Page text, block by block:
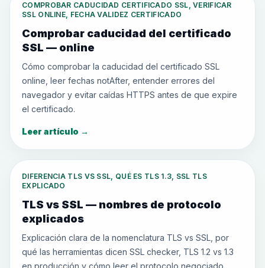
COMPROBAR CADUCIDAD CERTIFICADO SSL, VERIFICAR
SSL ONLINE, FECHA VALIDEZ CERTIFICADO
Comprobar caducidad del certificado
SSL — online
Cómo comprobar la caducidad del certificado SSL
online, leer fechas notAfter, entender errores del
navegador y evitar caídas HTTPS antes de que expire
el certificado.
Leer artículo →
DIFERENCIA TLS VS SSL, QUÉ ES TLS 1.3, SSL TLS
EXPLICADO
TLS vs SSL — nombres de protocolo
explicados
Explicación clara de la nomenclatura TLS vs SSL, por
qué las herramientas dicen SSL checker, TLS 1.2 vs 1.3
en producción y cómo leer el protocolo negociado.